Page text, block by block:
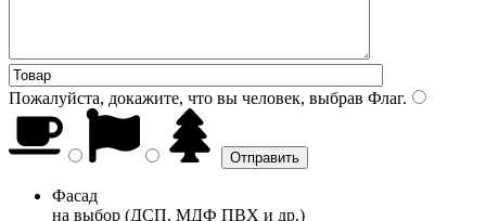
Пожалуйста, докажите, что вы человек, выбрав Флаг.
Фасад
на выбор (ДСП, МДФ ПВХ и др.)